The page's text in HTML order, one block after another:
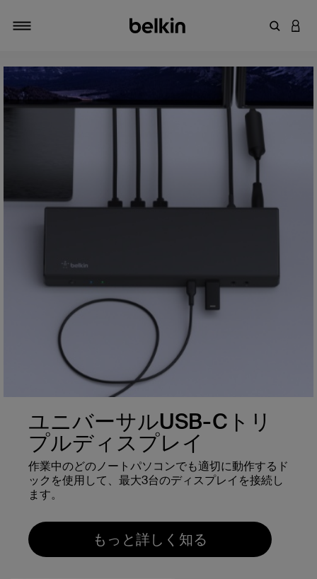
キーワアカ
ユニバーサルUSB-Cトリ
プルディスプレイ
作業中のどのノートパソコンでも適切に動作するド
ックを使用して、最大3台のディスプレイを接続し
ます。
もっと詳しく知る